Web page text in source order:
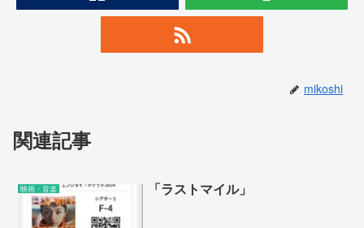
mikoshi
関連記事
映画・音楽 「ラストマイル」